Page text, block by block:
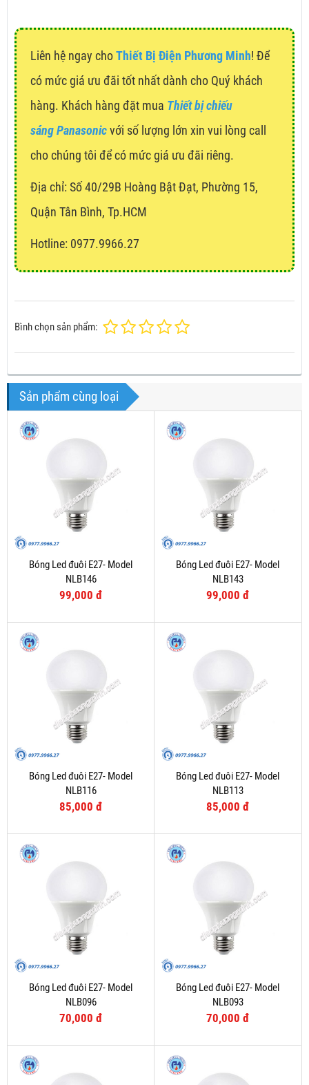
Liên hệ ngay choThiết Bị Điện Phương Minh! Để
có mức giá ưu đãi tốt nhất dành cho Quý khách
hàng. Khách hàng đặt mua Thiết bị chiếu
sáng Panasonicvới số lượng lớn xin vui lòng call
cho chúng tôi để có mức giá ưu đãi riêng.
Địa chỉ: Số 40/29B Hoàng Bật Đạt, Phường 15,
Quận Tân Bình, Tp.HCM
Hotline: 0977.9966.27
Bình chọn sản phẩm:
Sản phẩm cùng loại
Bóng Led đuôi E27- Model
NLB146
99,000 đ
Bóng Led đuôi E27- Model
NLB143
99,000 đ
Bóng Led đuôi E27- Model
NLB116
85,000 đ
Bóng Led đuôi E27- Model
NLB113
85,000 đ
Bóng Led đuôi E27- Model
NLB096
70,000 đ
Bóng Led đuôi E27- Model
NLB093
70,000 đ